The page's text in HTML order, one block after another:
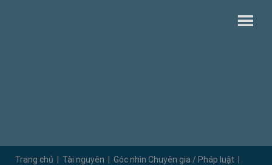
Trang chủ Tài nguyên Góc nhìn Chuyên gia / Pháp luật